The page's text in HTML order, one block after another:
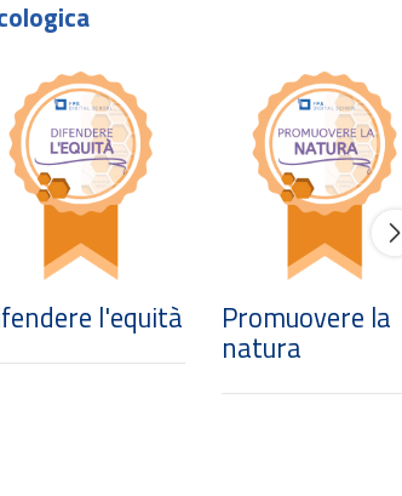
l'equità Promuovere la
natura